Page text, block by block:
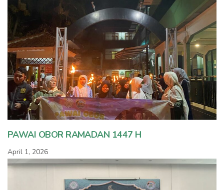
PAWAI OBOR RAMADAN 1447 H
April 1, 2026